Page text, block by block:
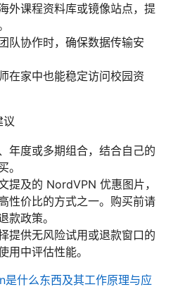
外课程资料库或镜像站点，提
队协作时，确保数据传输安
在家中也能稳定访问校园资
议
年度或多期组合，结合自己的
。
提及的 NordVPN 优惠图片，
性价比的方式之一。购买前请
款政策。
提供无风险试用或退款窗口的
用中评估性能。
是什么东西及其工作原理与应